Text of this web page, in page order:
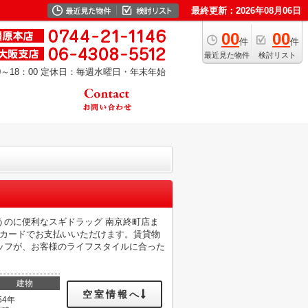
最終更新：2026年08月06日
00件
最近見た物件
00件
検討リスト
18：00 定休日：毎週水曜日・年末年始
に便利なスギドラッグ 南京終町店ま
ードでお支払いいただけます。賃貸物
が、お客様のライフスタイルに合った
建物
年
空室情報へ